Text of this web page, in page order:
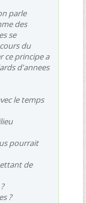
parle
des
se
du
ce principe a
d'annees
le temps
pourrait
de
?